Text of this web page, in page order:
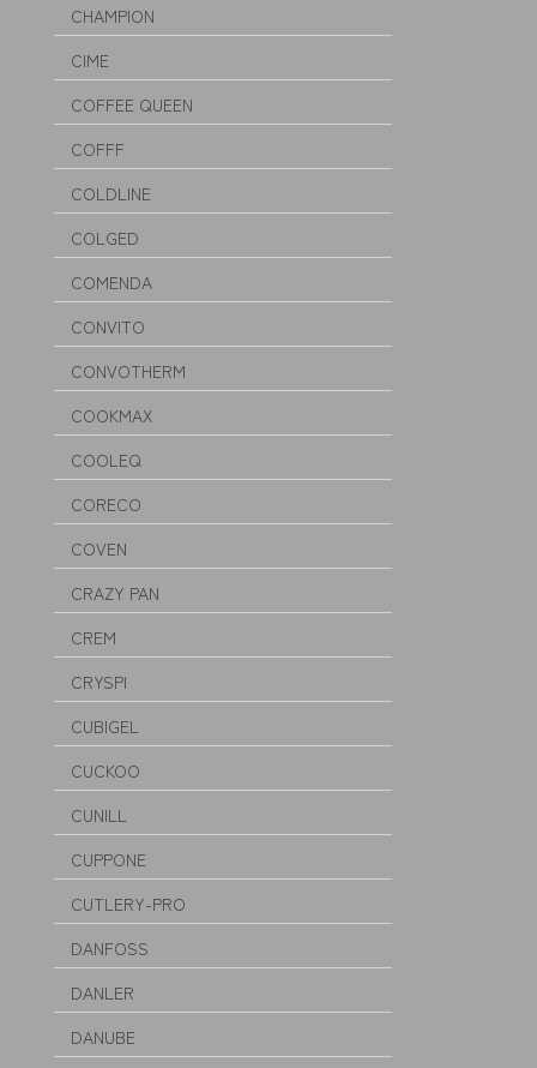
CHAMPION
CIME
COFFEE QUEEN
COFFF
COLDLINE
COLGED
COMENDA
CONVITO
CONVOTHERM
COOKMAX
COOLEQ
CORECO
COVEN
CRAZY PAN
CREM
CRYSPI
CUBIGEL
CUCKOO
CUNILL
CUPPONE
CUTLERY-PRO
DANFOSS
DANLER
DANUBE